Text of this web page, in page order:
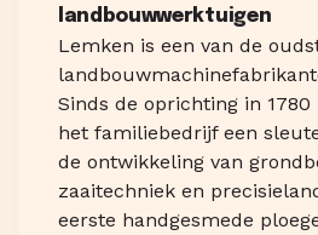
landbouwwerktuigen
Lemken is een van de
Sinds de oprichting in
het familiebedrijf een
de ontwikkeling van
zaaitechniek en
eerste handgesmede